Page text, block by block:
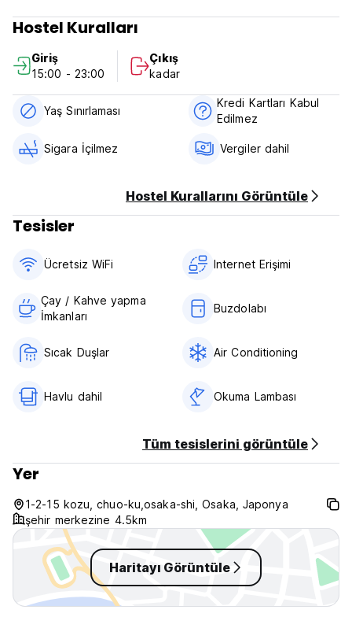
1 yatak odası, oturma odası ve saç kurutma makinesi ile
bide içeren banyo bulunmaktadır. Mini mutfak mikrodalga
makinesiyle donatılmıştır.
Glico Man Tabelası, pokapokahotel'e 1,1 km mesafededir. En
yakın havaalanı olan Itami Havaalanı tesise 14,5 km
(Auto-translated from original language)
Hostel Kuralları
Giriş
15:00 - 23:00
Çıkış
kadar
Yaş Sınırlaması
Kredi Kartları Kabul
Edilmez
Sigara İçilmez Vergiler dahil
Hostel Kurallarını Görüntüle
Tesisler
Ücretsiz WiFi Internet Erişimi
Çay / Kahve yapma
İmkanları
Buzdolabı
Sıcak Duşlar Air Conditioning
Havlu dahil Okuma Lambası
Tüm tesislerini görüntüle
Yer
1-2-15 kozu, chuo-ku,osaka-shi, Osaka, Japonya
şehir merkezine 4.5km
Haritayı Görüntüle